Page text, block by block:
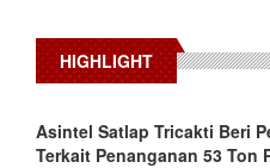
HIGHLIGHT
Asintel Satlap Tricakti Beri
Terkait Penanganan 53 Ton